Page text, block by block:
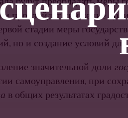
произойдет снижение
стадии меры
но и создание условий
значительной доли
самоуправления, при
в общих результатах